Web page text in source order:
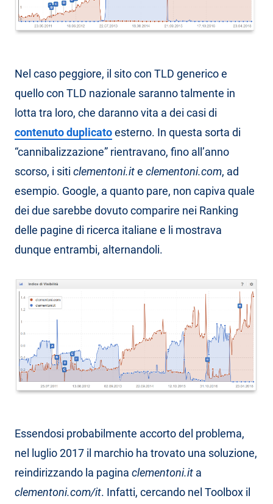
Nel caso peggiore, il sito con TLD generico e
quello con TLD nazionale saranno talmente in
lotta tra loro, che daranno vita a dei casi di
contenuto duplicatoesterno. In questa sorta di
“cannibalizzazione” rientravano, fino all’anno
scorso, i siti clementoni.ite clementoni.com, ad
esempio. Google, a quanto pare, non capiva quale
dei due sarebbe dovuto comparire nei Ranking
delle pagine di ricerca italiane e li mostrava
dunque entrambi, alternandoli.
Essendosi probabilmente accorto del problema,
nel luglio 2017 il marchio ha trovato una soluzione,
reindirizzando la pagina clementoni.it a
clementoni.com/it. Infatti, cercando nel Toolbox il